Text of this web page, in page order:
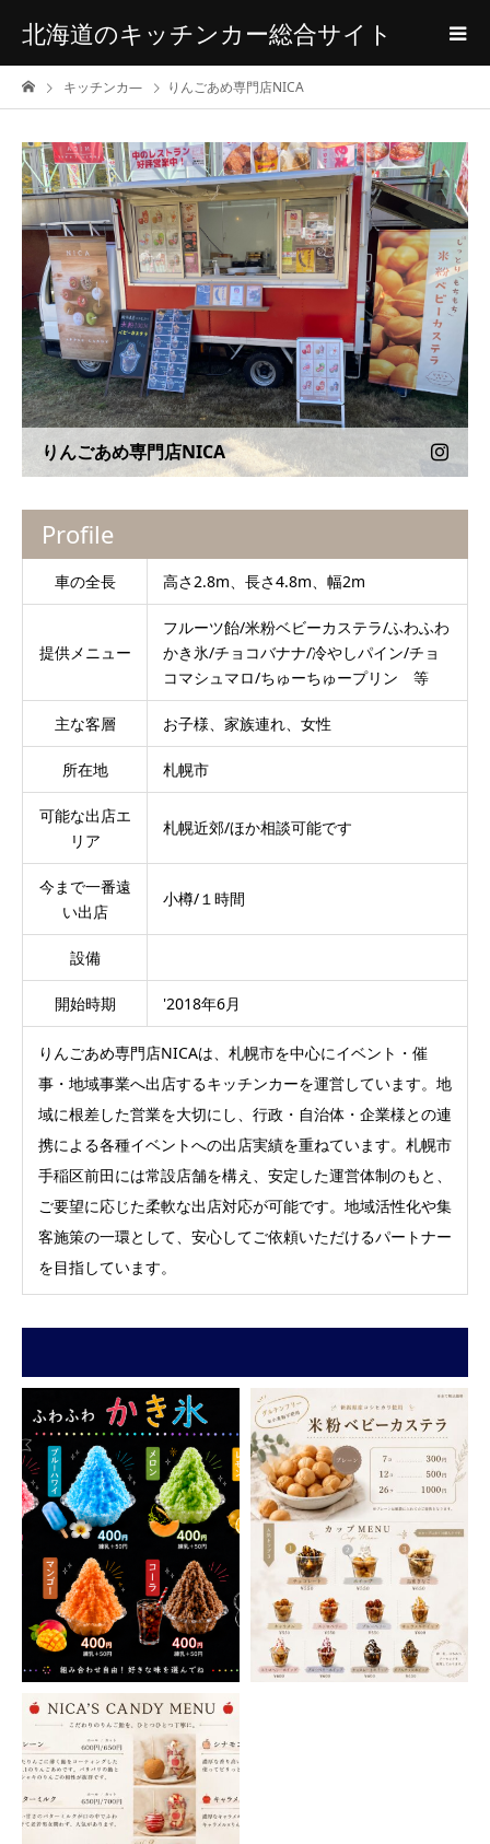
北海道のキッチンカー総合サイト
キッチンカ― りんごあめ専門店NICA
りんごあめ専門店NICA
Profile
車の全長 高さ2.8m、長さ4.8m、幅2m
提供メニュー
フルーツ飴/米粉ベビーカステラ/ふわふわ
かき氷/チョコバナナ/冷やしパイン/チョ
コマシュマロ/ちゅーちゅープリン 等
主な客層 お子様、家族連れ、女性
所在地 札幌市
可能な出店エ
リア
札幌近郊/ほか相談可能です
今まで一番遠
い出店
小樽/１時間
設備
開始時期 '2018年6月
りんごあめ専門店NICAは、札幌市を中心にイベント・催
事・地域事業へ出店するキッチンカーを運営しています。地
域に根差した営業を大切にし、行政・自治体・企業様との連
携による各種イベントへの出店実績を重ねています。札幌市
手稲区前田には常設店舗を構え、安定した運営体制のもと、
ご要望に応じた柔軟な出店対応が可能です。地域活性化や集
客施策の一環として、安心してご依頼いただけるパートナー
を目指しています。